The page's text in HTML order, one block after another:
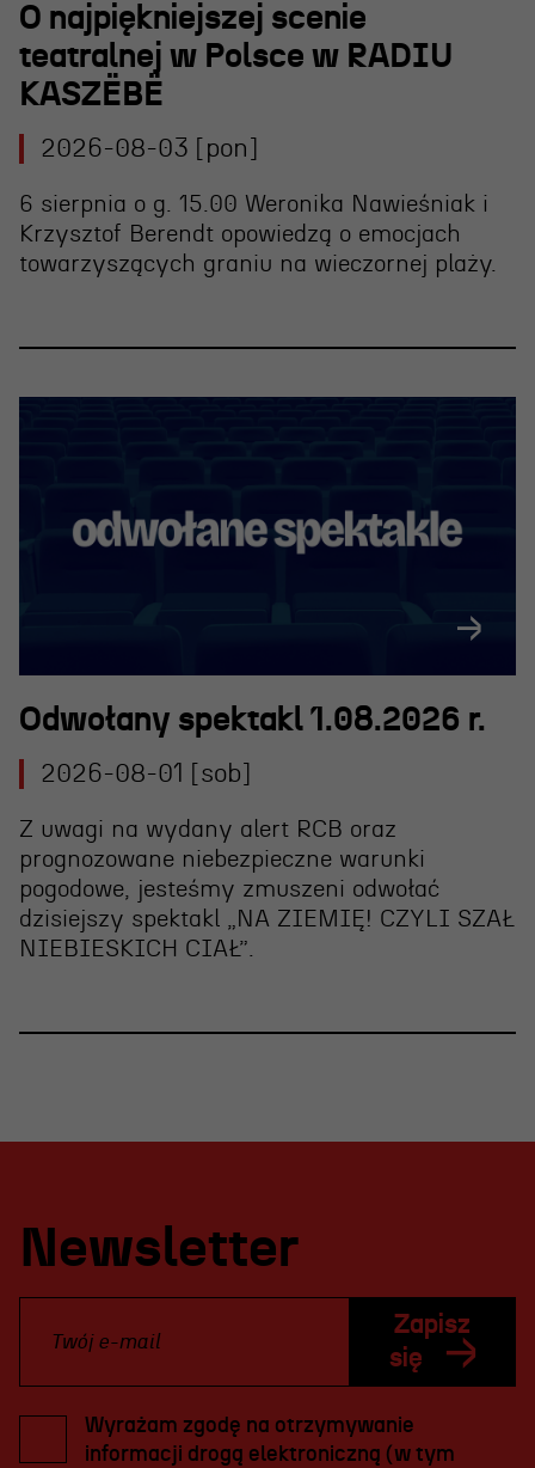
O najpiękniejszej scenie
teatralnej w Polsce w RADIU
KASZËBË
2026-08-03 [pon]
6 sierpnia o g. 15.00 Weronika Nawieśniak i
Krzysztof Berendt opowiedzą o emocjach
towarzyszących graniu na wieczornej plaży.
Odwołany spektakl 1.08.2026 r.
2026-08-01 [sob]
Z uwagi na wydany alert RCB oraz
prognozowane niebezpieczne warunki
pogodowe, jesteśmy zmuszeni odwołać
dzisiejszy spektakl „NA ZIEMIĘ! CZYLI SZAŁ
NIEBIESKICH CIAŁ”.
Newsletter
Zapisz
się
Wyrażam zgodę na otrzymywanie
informacji drogą elektroniczną (w tym